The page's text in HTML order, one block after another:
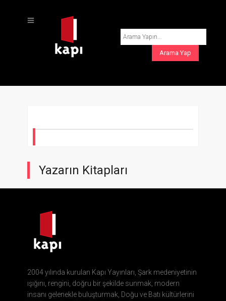
Yazarın Kitapları
2004 yılında kurulan Kapı Yayınları, Şark medeniyetinin
ışığını, rengini, doğru bir şekilde sunmak, modern
insanı gelenekle buluşturmak, Doğu ve Batı kültürlerini